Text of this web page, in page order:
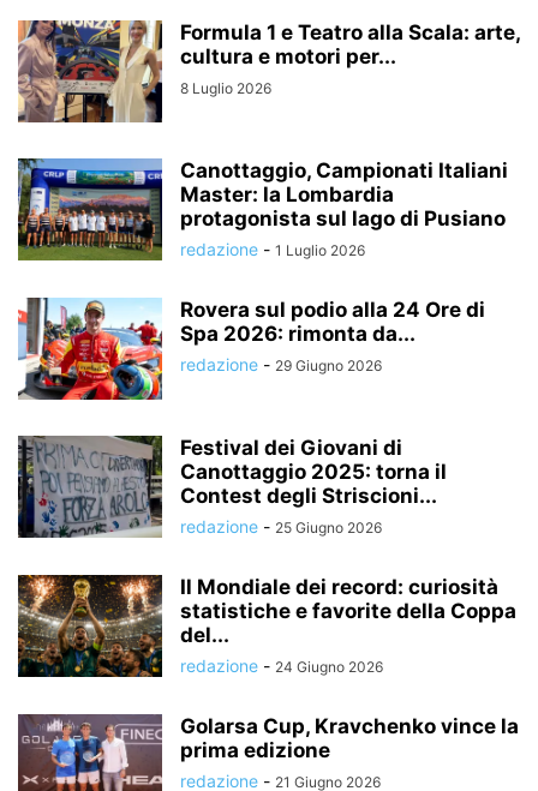
Formula 1 e Teatro alla Scala: arte,
cultura e motori per...
8 Luglio 2026
Canottaggio, Campionati Italiani
Master: la Lombardia
protagonista sul lago di Pusiano
redazione - 1 Luglio 2026
Rovera sul podio alla 24 Ore di
Spa 2026: rimonta da...
redazione - 29 Giugno 2026
Festival dei Giovani di
Canottaggio 2025: torna il
Contest degli Striscioni...
redazione - 25 Giugno 2026
Il Mondiale dei record: curiosità
statistiche e favorite della Coppa
del...
redazione - 24 Giugno 2026
Golarsa Cup, Kravchenko vince la
prima edizione
redazione - 21 Giugno 2026